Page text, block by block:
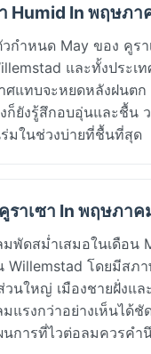
Humid In พฤษภา
กำหนด May ของ คูร
และทั้งประเ
ศแทบจะหยดหลังฝนต
ก็ยังรู้สึกอบอุ่นและชื้น
มในช่วงบ่ายที่ชื้นที่สุด
ราเซา In พฤษภาค
มพัดสม่ำเสมอในเดือน
Willemstad โดยมีสภ
นใหญ่ เมืองชายฝั่งแล
แรงกว่าอย่างเห็นได้ชั
นการที่ไวต่อลมควรคำ